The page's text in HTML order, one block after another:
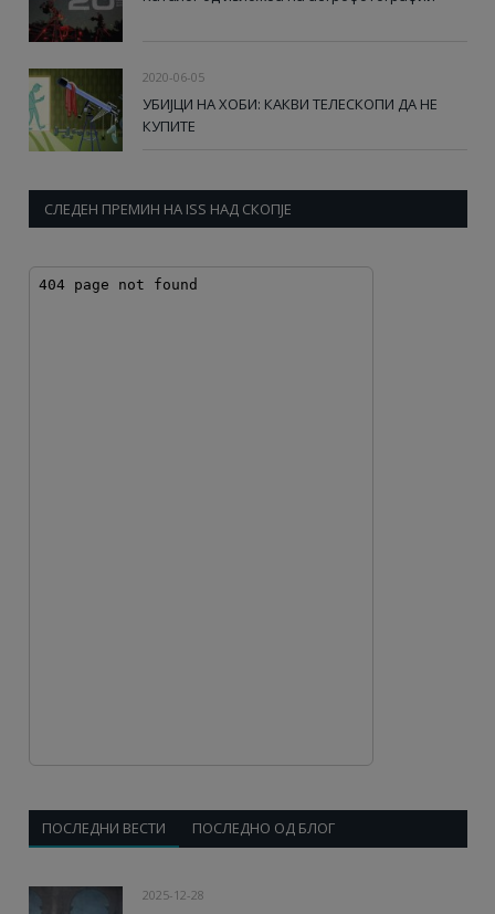
2020-06-05
УБИЈЦИ НА ХОБИ: КАКВИ ТЕЛЕСКОПИ ДА НЕ
КУПИТЕ
СЛЕДЕН ПРЕМИН НА ISS НАД СКОПЈЕ
ПОСЛЕДНИ ВЕСТИ ПОСЛЕДНО ОД БЛОГ
2025-12-28